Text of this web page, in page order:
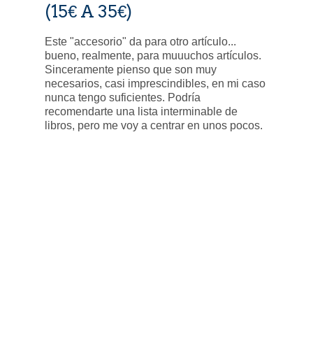
(15€ A 35€)
Este "accesorio" da para otro artículo...
bueno, realmente, para muuuchos artículos.
Sinceramente pienso que son muy
necesarios, casi imprescindibles, en mi caso
nunca tengo suficientes. Podría
recomendarte una lista interminable de
libros, pero me voy a centrar en unos pocos.